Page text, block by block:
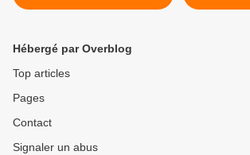
Hébergé par Overblog
Top articles
Pages
Contact
Signaler un abus